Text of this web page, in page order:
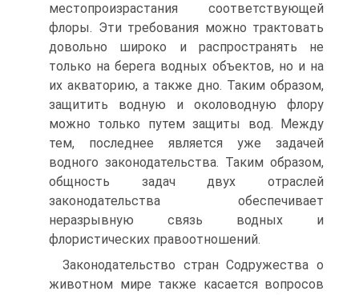
местопроизрастания соответствующей
флоры. Эти требования можно трактовать
довольно широко и распространять не
только на берега водных объектов, но и на
их акваторию, а также дно. Таким образом,
защитить водную и околоводную флору
можно только путем защиты вод. Между
тем, последнее является уже задачей
водного законодательства. Таким образом,
общность задач двух отраслей
законодательства обеспечивает
неразрывную связь водных и
флористических правоотношений.
Законодательство стран Содружества о
животном мире также касается вопросов